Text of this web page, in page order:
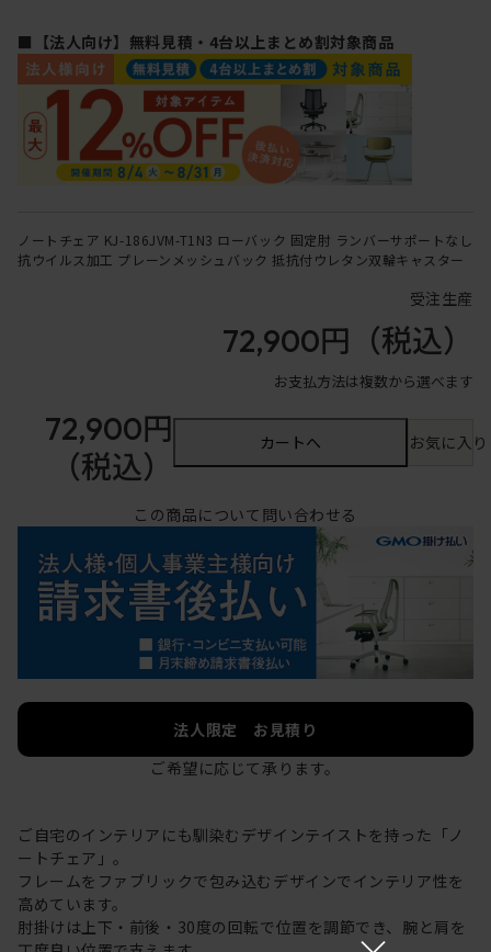
■【法人向け】無料見積・4台以上まとめ割対象商品
ノートチェア KJ-186JVM-T1N3 ローバック 固定肘 ランバーサポートなし
抗ウイルス加工 プレーンメッシュバック 抵抗付ウレタン双輪キャスター
受注生産
72,900円 （税込）
お支払方法は複数から選べます
72,900円
（税込）
カートへ お気に入
この商品について問い合わせる
法人限定 お見積り
ご希望に応じて承ります。
ご自宅のインテリアにも馴染むデザインテイストを持った「ノ
ートチェア」。
フレームをファブリックで包み込むデザインでインテリア性を
高めています。
肘掛けは上下・前後・30度の回転で位置を調節でき、腕と肩を